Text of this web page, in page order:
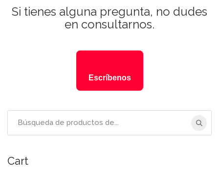
Si tienes alguna pregunta, no dudes
en consultarnos.
Escríbenos
Cart